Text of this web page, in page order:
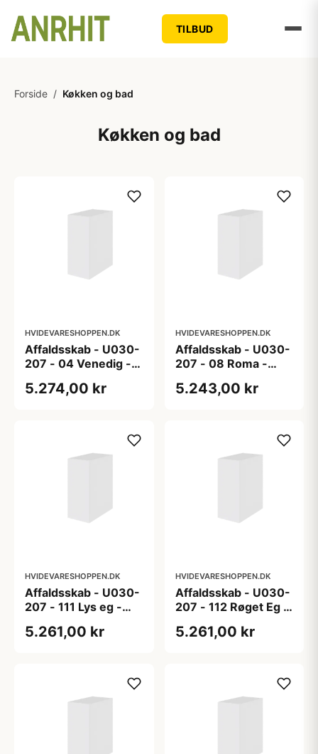
TILBUD
Forside / Køkken og bad
Køkken og bad
HVIDEVARESHOPPEN.DK
Affaldsskab - U030-
207 - 04 Venedig -
5.274,00 kr
HVIDEVARESHOPPEN.DK
Affaldsskab - U030-
207 - 08 Roma -
5.243,00 kr
HVIDEVARESHOPPEN.DK
Affaldsskab - U030-
207 - 111 Lys eg -
5.261,00 kr
HVIDEVARESHOPPEN.DK
Affaldsskab - U030-
207 - 112 Røget Eg -
5.261,00 kr